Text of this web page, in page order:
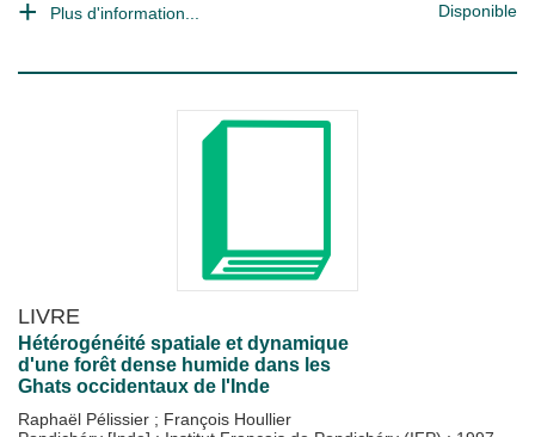
Plus d'information... Disponible
LIVRE
Hétérogénéité spatiale et dynamique
d'une forêt dense humide dans les
Ghats occidentaux de l'Inde
Raphaël Pélissier ; François Houllier